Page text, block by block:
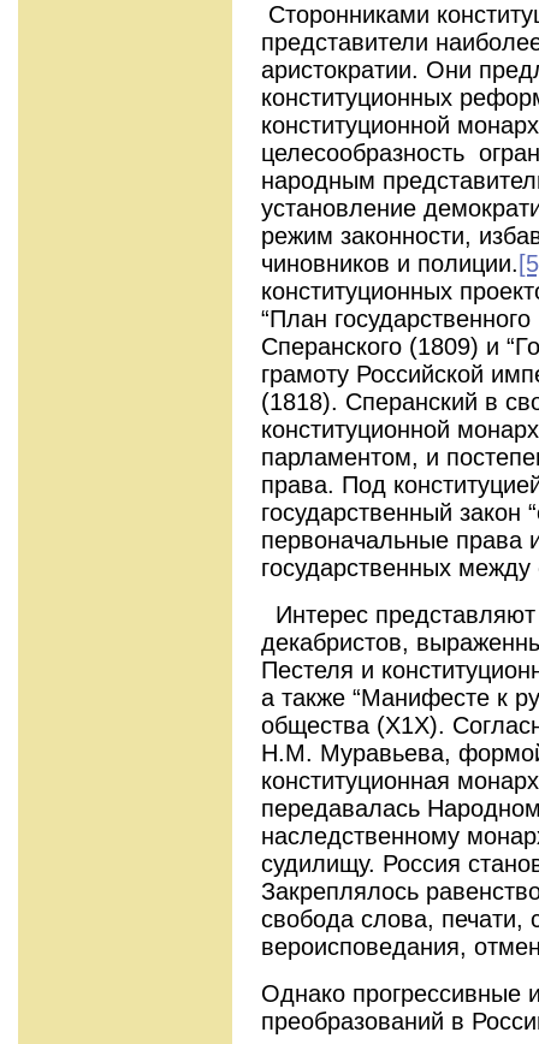
Сторонниками
представители
аристократии. Они
конституционных
конституционной
целесообразность
народным
установление
режим законности,
чиновников и полиции.
конституционных
“План
Сперанского (1809) и
грамоту Российской
(1818). Сперанский в
конституционной
парламентом, и
права. Под
государственный
первоначальные права
государственных между
Интерес
декабристов,
Пестеля и
а также “Манифесте к
общества (Х1Х).
Н.М. Муравьева, формой
конституционная
передавалась
наследственному
судилищу. Россия
Закреплялось
свобода слова, печати,
вероисповедания,
Однако прогрессивные
преобразований в